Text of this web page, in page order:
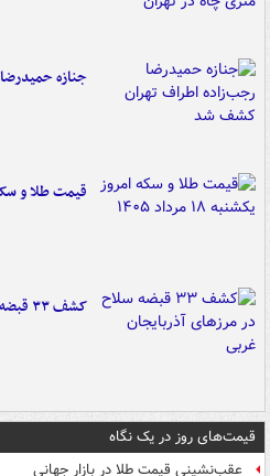
جنازه
قیمت طلا و سکه
کشف ۳۳ قبضه سلاح در مرزهای آذربایجان غربی
قیمت‌های روز در یک نگاه
عقب‌نشینی قیمت طلا در بازار جهانی